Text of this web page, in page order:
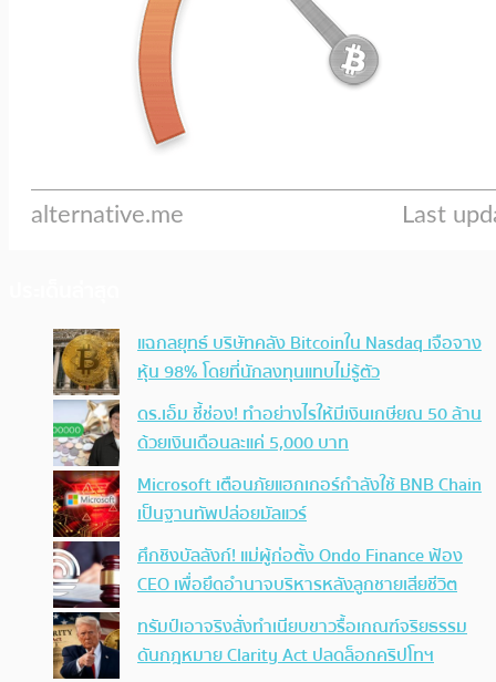
แฉกลยุทธ์ บริษัทคลัง Bitcoinใน Nasdaq เจือจาง
หุ้น 98% โดยที่นักลงทุนแทบไม่รู้ตัว
ดร.เอ็ม ชี้ช่อง! ทำอย่างไรให้มีเงินเกษียณ 50 ล้าน
ด้วยเงินเดือนละแค่ 5,000 บาท
Microsoft เตือนภัยแฮกเกอร์กำลังใช้ BNB Chain
เป็นฐานทัพปล่อยมัลแวร์
ศึกชิงบัลลังก์! แม่ผู้ก่อตั้ง Ondo Finance ฟ้อง
CEO เพื่อยึดอำนาจบริหารหลังลูกชายเสียชีวิต
ทรัมป์เอาจริง สั่งทำเนียบขาวรื้อเกณฑ์จริยธรรม
ดันกฎหมาย Clarity Act ปลดล็อกคริปโทฯ